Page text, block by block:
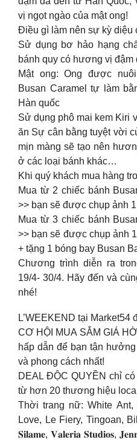
vị ngọt ngào của mật ong!
Điều gì làm nên sự kỳ diệu
Sử dụng bơ hảo hạng
bánh quy có hương vị đậm
Mật ong: Ong được
Busan Caramel tự làm
Hàn quốc
Sử dụng phô mai kem Kiri
ăn Sự cân bằng tuyệt vời
mịn màng sẽ tạo nên
ở các loại bánh khác…
Khi quý khách mua hàng
Mua từ 2 chiếc bánh
>> bạn sẽ được chụp ảnh
Mua từ 3 chiếc bánh
>> bạn sẽ được chụp ảnh
+ tặng 1 bóng bay Busan
Chương trình diễn ra
19/4- 30/4. Hãy đến và
nhé!
L’WEEKEND tại Market54
CƠ HỘI MUA SẮM GIÁ
hấp dẫn để bạn tận
và phong cách nhất!
DEAL ĐỘC QUYỀN chỉ
từ hơn 20 thương hiệu
Thời trang nữ: White Ant,
Love, Le Fiery, Tingoan,
𝐒𝐢𝐥𝐚𝐦𝐞, 𝐕𝐚𝐥𝐞𝐫𝐢𝐚 𝐒𝐭𝐮𝐝𝐢𝐨𝐬,